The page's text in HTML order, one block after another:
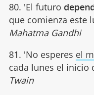
80. 'El futuro
que comienza este
Mahatma Gandhi
81. 'No esperes el
cada lunes el inicio
Twain